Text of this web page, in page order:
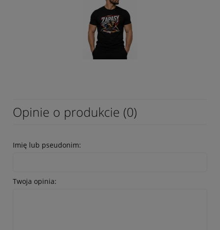
Opinie o produkcie (0)
Imię lub pseudonim:
Twoja opinia: